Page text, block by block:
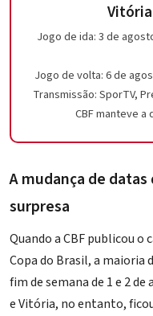
Jogo de ida: 3 de
Jogo de volta: 6 de
Transmissão: SporTV,
CBF manteve
A mudança de
surpresa
Quando a CBF publicou o
Copa do Brasil, a maioria
fim de semana de 1 e 2
e Vitória, no entanto,